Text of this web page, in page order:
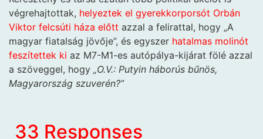
végrehajtottak, helyeztek el gyerekkorporsót Orbán
Viktor felcsúti háza előtt azzal a felirattal, hogy „A
magyar fiatalság jövője”, és egyszer hatalmas molinót
feszítettek ki az M7-M1-es autópálya-kijárat fölé azzal
a szöveggel, hogy „O.V.: Putyin háborús bűnös,
Magyarország szuverén?”
33 Responses